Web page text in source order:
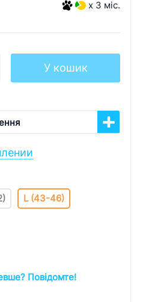
x 3 міс.
У кошик
L (43-46)
Повідомте!